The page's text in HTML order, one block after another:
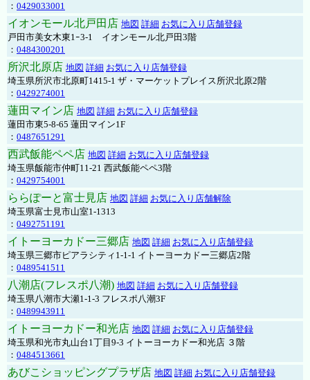
： 0429033001
イオンモール北戸田店 地図 詳細 お気に入り店舗登録
戸田市美女木東1ｰ3‐1 イオンモール北戸田3階
： 0484300201
所沢北原店 地図 詳細 お気に入り店舗登録
埼玉県所沢市北原町1415-1 ザ・マーケットプレイス所沢北原2階
： 0429274001
蓮田マイン店 地図 詳細 お気に入り店舗登録
蓮田市東5-8-65 蓮田マイン1F
： 0487651291
西武飯能ペペ店 地図 詳細 お気に入り店舗登録
埼玉県飯能市仲町11-21 西武飯能ペペ3階
： 0429754001
ららぽーと富士見店 地図 詳細 お気に入り店舗解除
埼玉県富士見市山室1-1313
： 0492751191
イトーヨーカドー三郷店 地図 詳細 お気に入り店舗登録
埼玉県三郷市ピアラシティ1-1-1 イトーヨーカドー三郷店2階
： 0489541511
八潮店(フレスポ八潮) 地図 詳細 お気に入り店舗登録
埼玉県八潮市大瀬1-1-3 フレスポ八潮3F
： 0489943911
イトーヨーカドー和光店 地図 詳細 お気に入り店舗登録
埼玉県和光市丸山台1丁目9-3 イトーヨーカドー和光店 ３階
： 0484513661
あびこショッピングプラザ店 地図 詳細 お気に入り店舗登録